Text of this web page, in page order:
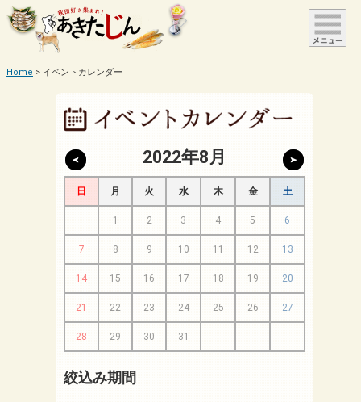
Home イベントカレンダー
2022年8月
日 月 火 水 木 金 土
1 2 3 4 5 6
7 8 9 10 11 12 13
14 15 16 17 18 19 20
21 22 23 24 25 26 27
28 29 30 31
絞込み期間